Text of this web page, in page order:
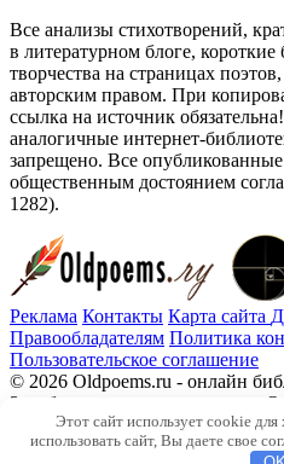
Все анализы стихотворений,
в литературном блоге,
творчества на страницах
авторским правом. При
ссылка на источник
аналогичные интернет-
запрещено. Все
общественным достоянием
1282).
Реклама Контакты Карта сайта
Правообладателям Политика
Пользовательское соглашение
© 2026 Oldpoems.ru - онлайн
Зарубежные авторы классики.
текста современных авторов.
нас свой стих.
Этот сайт использует cookie
использовать сайт, Вы даете свое